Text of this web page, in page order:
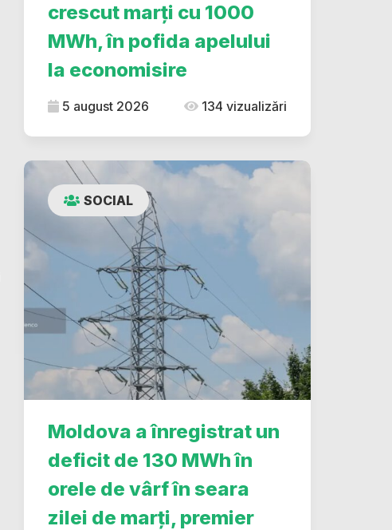
crescut marți cu 1000
MWh, în pofida apelului
la economisire
5 august 2026 134 vizualizări
SOCIAL
Moldova a înregistrat un
deficit de 130 MWh în
orele de vârf în seara
zilei de marți, premier